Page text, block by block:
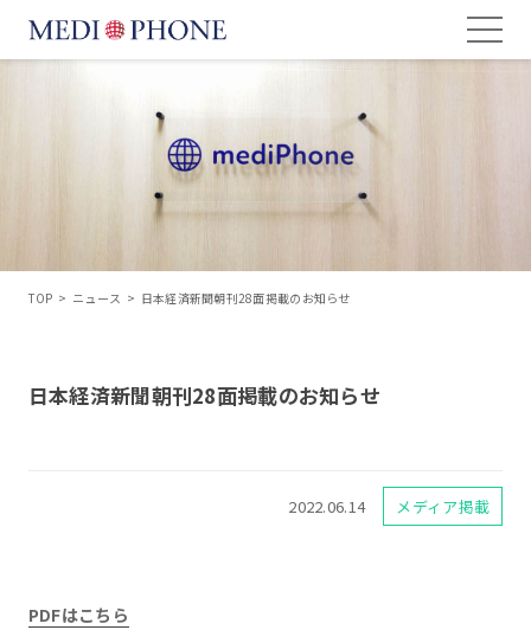
TOP > ニュース > 日本経済新聞朝刊28面掲載のお知らせ
日本経済新聞朝刊28面掲載のお知らせ
2022.06.14 メディア掲載
PDFはこちら